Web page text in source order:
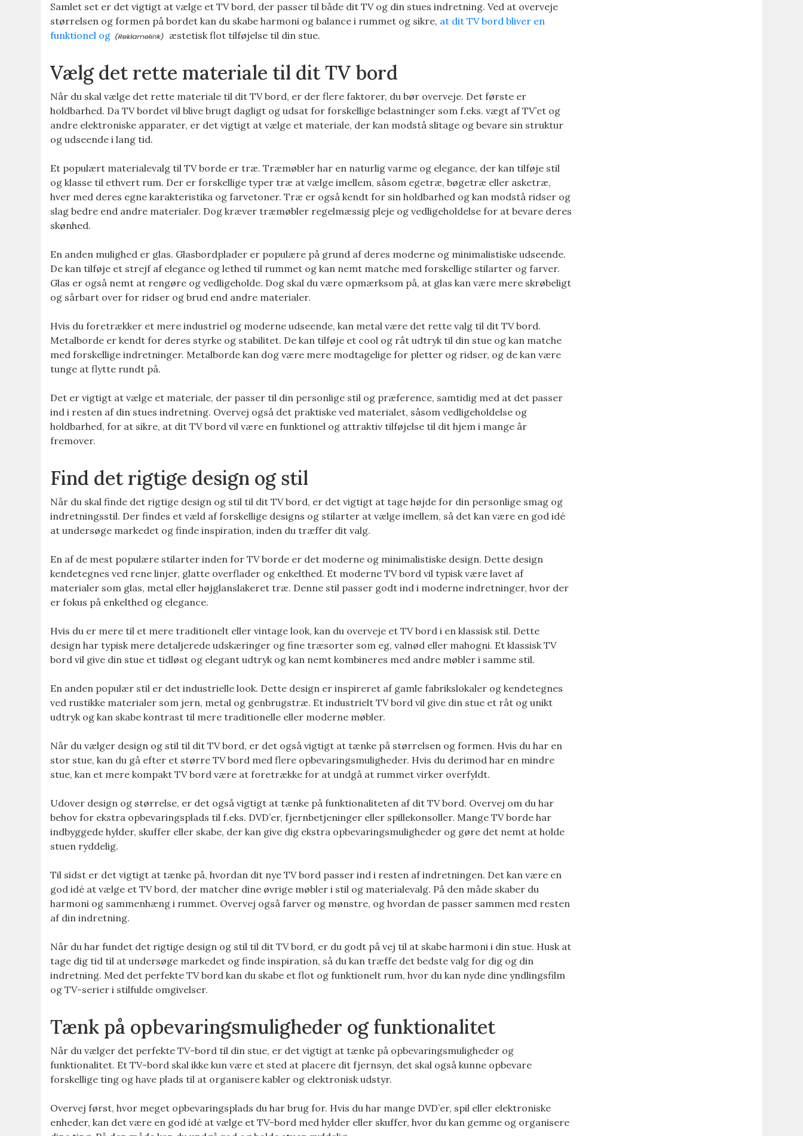
Samlet set er det vigtigt at vælge et TV bord, der passer til både dit TV og din stues indretning. Ved at overveje
størrelsen og formen på bordet kan du skabe harmoni og balance i rummet og sikre, at dit TV bord bliver en
funktionel og
æstetisk flot tilføjelse til din stue.
Vælg det rette materiale til dit TV bord
Når du skal vælge det rette materiale til dit TV bord, er der flere faktorer, du bør overveje. Det første er
holdbarhed. Da TV bordet vil blive brugt dagligt og udsat for forskellige belastninger som f.eks. vægt af TV’et og
andre elektroniske apparater, er det vigtigt at vælge et materiale, der kan modstå slitage og bevare sin struktur
og udseende i lang tid.
Et populært materialevalg til TV borde er træ. Træmøbler har en naturlig varme og elegance, der kan tilføje stil
og klasse til ethvert rum. Der er forskellige typer træ at vælge imellem, såsom egetræ, bøgetræ eller asketræ,
hver med deres egne karakteristika og farvetoner. Træ er også kendt for sin holdbarhed og kan modstå ridser og
slag bedre end andre materialer. Dog kræver træmøbler regelmæssig pleje og vedligeholdelse for at bevare deres
skønhed.
En anden mulighed er glas. Glasbordplader er populære på grund af deres moderne og minimalistiske udseende.
De kan tilføje et strejf af elegance og lethed til rummet og kan nemt matche med forskellige stilarter og farver.
Glas er også nemt at rengøre og vedligeholde. Dog skal du være opmærksom på, at glas kan være mere skrøbeligt
og sårbart over for ridser og brud end andre materialer.
Hvis du foretrækker et mere industriel og moderne udseende, kan metal være det rette valg til dit TV bord.
Metalborde er kendt for deres styrke og stabilitet. De kan tilføje et cool og råt udtryk til din stue og kan matche
med forskellige indretninger. Metalborde kan dog være mere modtagelige for pletter og ridser, og de kan være
tunge at flytte rundt på.
Det er vigtigt at vælge et materiale, der passer til din personlige stil og præference, samtidig med at det passer
ind i resten af din stues indretning. Overvej også det praktiske ved materialet, såsom vedligeholdelse og
holdbarhed, for at sikre, at dit TV bord vil være en funktionel og attraktiv tilføjelse til dit hjem i mange år
fremover.
Find det rigtige design og stil
Når du skal finde det rigtige design og stil til dit TV bord, er det vigtigt at tage højde for din personlige smag og
indretningsstil. Der findes et væld af forskellige designs og stilarter at vælge imellem, så det kan være en god idé
at undersøge markedet og finde inspiration, inden du træffer dit valg.
En af de mest populære stilarter inden for TV borde er det moderne og minimalistiske design. Dette design
kendetegnes ved rene linjer, glatte overflader og enkelthed. Et moderne TV bord vil typisk være lavet af
materialer som glas, metal eller højglanslakeret træ. Denne stil passer godt ind i moderne indretninger, hvor der
er fokus på enkelthed og elegance.
Hvis du er mere til et mere traditionelt eller vintage look, kan du overveje et TV bord i en klassisk stil. Dette
design har typisk mere detaljerede udskæringer og fine træsorter som eg, valnød eller mahogni. Et klassisk TV
bord vil give din stue et tidløst og elegant udtryk og kan nemt kombineres med andre møbler i samme stil.
En anden populær stil er det industrielle look. Dette design er inspireret af gamle fabrikslokaler og kendetegnes
ved rustikke materialer som jern, metal og genbrugstræ. Et industrielt TV bord vil give din stue et råt og unikt
udtryk og kan skabe kontrast til mere traditionelle eller moderne møbler.
Når du vælger design og stil til dit TV bord, er det også vigtigt at tænke på størrelsen og formen. Hvis du har en
stor stue, kan du gå efter et større TV bord med flere opbevaringsmuligheder. Hvis du derimod har en mindre
stue, kan et mere kompakt TV bord være at foretrække for at undgå at rummet virker overfyldt.
Udover design og størrelse, er det også vigtigt at tænke på funktionaliteten af dit TV bord. Overvej om du har
behov for ekstra opbevaringsplads til f.eks. DVD’er, fjernbetjeninger eller spillekonsoller. Mange TV borde har
indbyggede hylder, skuffer eller skabe, der kan give dig ekstra opbevaringsmuligheder og gøre det nemt at holde
stuen ryddelig.
Til sidst er det vigtigt at tænke på, hvordan dit nye TV bord passer ind i resten af indretningen. Det kan være en
god idé at vælge et TV bord, der matcher dine øvrige møbler i stil og materialevalg. På den måde skaber du
harmoni og sammenhæng i rummet. Overvej også farver og mønstre, og hvordan de passer sammen med resten
af din indretning.
Når du har fundet det rigtige design og stil til dit TV bord, er du godt på vej til at skabe harmoni i din stue. Husk at
tage dig tid til at undersøge markedet og finde inspiration, så du kan træffe det bedste valg for dig og din
indretning. Med det perfekte TV bord kan du skabe et flot og funktionelt rum, hvor du kan nyde dine yndlingsfilm
og TV-serier i stilfulde omgivelser.
Tænk på opbevaringsmuligheder og funktionalitet
Når du vælger det perfekte TV-bord til din stue, er det vigtigt at tænke på opbevaringsmuligheder og
funktionalitet. Et TV-bord skal ikke kun være et sted at placere dit fjernsyn, det skal også kunne opbevare
forskellige ting og have plads til at organisere kabler og elektronisk udstyr.
Overvej først, hvor meget opbevaringsplads du har brug for. Hvis du har mange DVD’er, spil eller elektroniske
enheder, kan det være en god idé at vælge et TV-bord med hylder eller skuffer, hvor du kan gemme og organisere